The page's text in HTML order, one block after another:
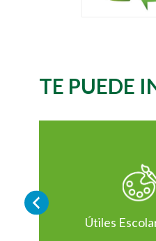
TE PUEDE
Útiles